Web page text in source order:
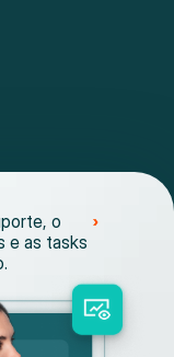
o
e as tasks